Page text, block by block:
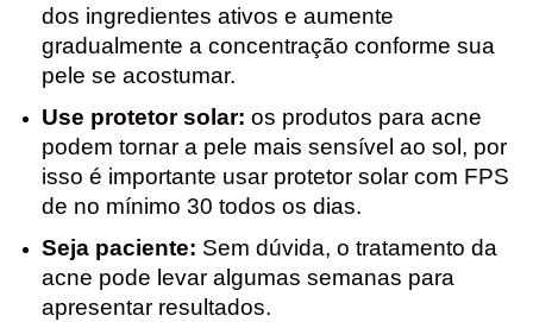
dos ingredientes ativos e aumente
gradualmente a concentração conforme sua
pele se acostumar.
Use protetor solar: os produtos para acne
podem tornar a pele mais sensível ao sol, por
isso é importante usar protetor solar com FPS
de no mínimo 30 todos os dias.
Seja paciente: Sem dúvida, o tratamento da
acne pode levar algumas semanas para
apresentar resultados.